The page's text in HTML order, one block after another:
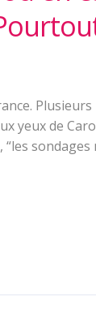
yeux de
“les